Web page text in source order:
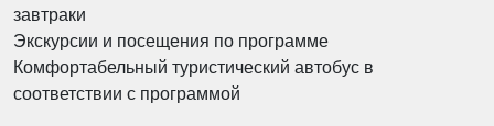
завтраки
Экскурсии и посещения по программе
Комфортабельный туристический автобус в
соответствии с программой